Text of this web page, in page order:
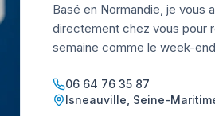
Basé en Normandie, je vous
directement chez vous pour
semaine comme le week-
06 64 76 35 87
Isneauville Seine-